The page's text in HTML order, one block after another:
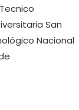
San
Nacional